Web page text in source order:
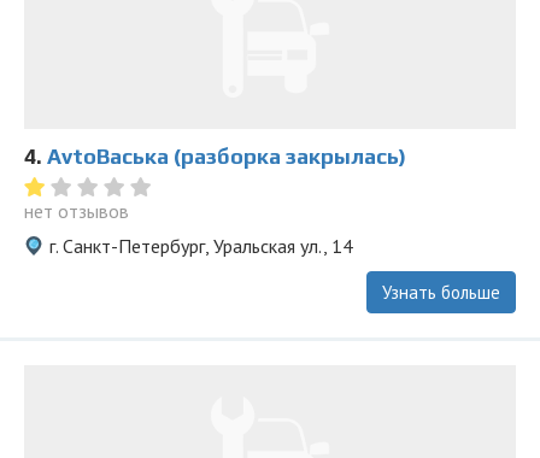
4. AvtoВаська (разборка закрылась)
нет отзывов
г. Санкт-Петербург, Уральская ул., 14
Узнать больше